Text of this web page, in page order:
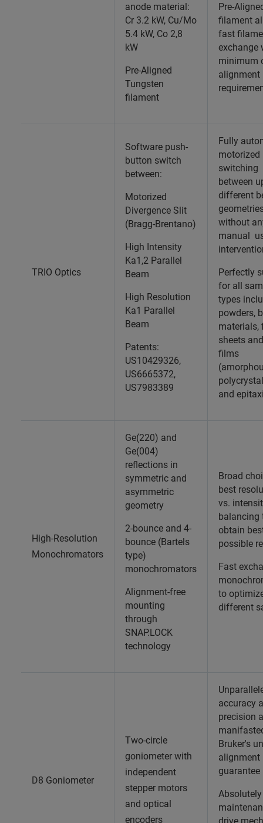
anode material:
Cr 3.2 kW, Cu/Mo
5.4 kW, Co 2,8
kW
Pre-Aligned
Tungsten
filament
Pre-
filament
fast
exchange
minimum
alignment
TRIO Optics
Software push-
button switch
between:
Motorized
Divergence Slit
(Bragg-Brentano)
High Intensity
Ka1,2 Parallel
Beam
High Resolution
Ka1 Parallel
Beam
Patents:
US10429326,
US6665372,
US7983389
Fully
motorized
switching
between
different
without
manual
Perfectly
for all
types
powders,
materials,
sheets
films
and
High-Resolution
Monochromators
Ge(220) and
Ge(004)
reflections in
symmetric and
asymmetric
geometry
2-bounce and 4-
bounce (Bartels
type)
monochromators
Alignment-free
mounting
through
SNAP.LOCK
technology
Broad
best
vs.
balancing
obtain
possible
Fast
to
different
D8 Goniometer
Two-circle
goniometer with
independent
stepper motors
and optical
encoders
accuracy
precision
Bruker's
alignment
guarantee
Absolutely
drive